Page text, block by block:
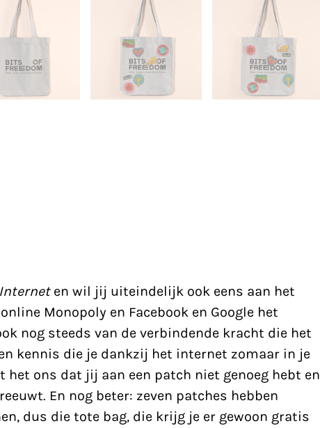
en wil jij uiteindelijk ook eens aan het
Monopoly en Facebook en Google het
nog steeds van de verbindende kracht die het
kennis die je dankzij het internet zomaar in je
het ons dat jij aan een patch niet genoeg hebt en
En nog beter: zeven patches hebben
dus die tote bag, die krijg je er gewoon gratis